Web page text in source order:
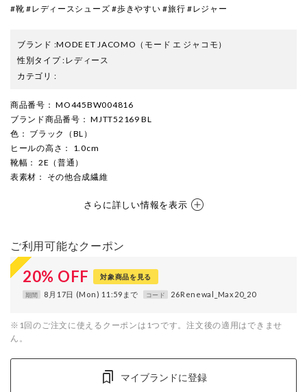
#靴 #レディースシューズ #歩きやすい #旅行 #レジャー
ブランド :MODE ET JACOMO （モード エ ジャコモ）
性別タイプ:レディース
カテゴリ :
商品番号 ： MO445BW004816
ブランド商品番号 ： MJTT52169 BL
色 ： ブラック（BL）
ヒールの高さ ： 1.0cm
靴幅 ： 2E（普通）
表素材 ： その他合成繊維
さらに詳しい情報を表示
ご利用可能なクーポン
20% OFF 対象商品を見る
期間 8月17日 (Mon) 11:59まで コード 26Renewal_Max20_20
※1回のご注文に使えるクーポンは1つです。注文後の適用はできませ
ん。
マイブランドに登録